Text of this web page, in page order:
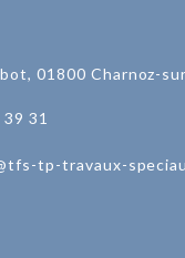
01800 Charnoz-
31
tp-travaux-